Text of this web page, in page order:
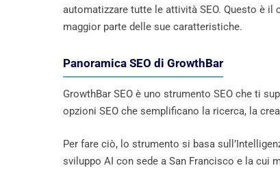
automatizzare tutte le attività SEO. Questo è
maggior parte delle sue caratteristiche.
Panoramica SEO di GrowthBar
GrowthBar SEO è uno strumento SEO che ti
opzioni SEO che semplificano la ricerca, la
Per fare ciò, lo strumento si basa
sviluppo AI con sede a San Francisco e la cui